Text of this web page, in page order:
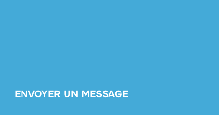
ENVOYER UN MESSAGE